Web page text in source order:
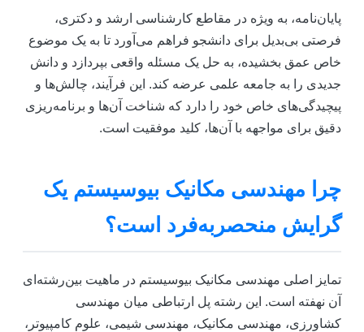
پایان‌نامه، به ویژه در مقاطع کارشناسی ارشد و دکتری،
فرصتی بی‌بدیل برای دانشجو فراهم می‌آورد تا به یک موضوع
خاص عمق بخشیده، به حل یک مسئله واقعی بپردازد و دانش
جدیدی را به جامعه علمی عرضه کند. این فرآیند، چالش‌ها و
پیچیدگی‌های خاص خود را دارد که شناخت آن‌ها و برنامه‌ریزی
دقیق برای مواجهه با آن‌ها، کلید موفقیت است.
چرا مهندسی مکانیک بیوسیستم یک
گرایش منحصربه‌فرد است؟
تمایز اصلی مهندسی مکانیک بیوسیستم در ماهیت بین‌رشته‌ای
آن نهفته است. این رشته پل ارتباطی میان مهندسی
کشاورزی، مهندسی مکانیک، مهندسی شیمی، علوم کامپیوتر،